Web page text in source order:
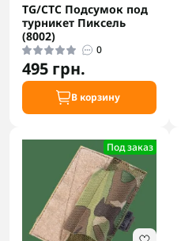
TG/CTC Подсумок под
турникет Пиксель
(8002)
0
495 грн.
В корзину
Под заказ